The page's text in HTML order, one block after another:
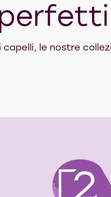
capelli, le nostre